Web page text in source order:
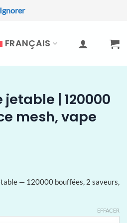
Ignorer
FRANÇAIS
jetable | 120000
mesh, vape
— 120000 bouffées, 2 saveurs,
EFFACER